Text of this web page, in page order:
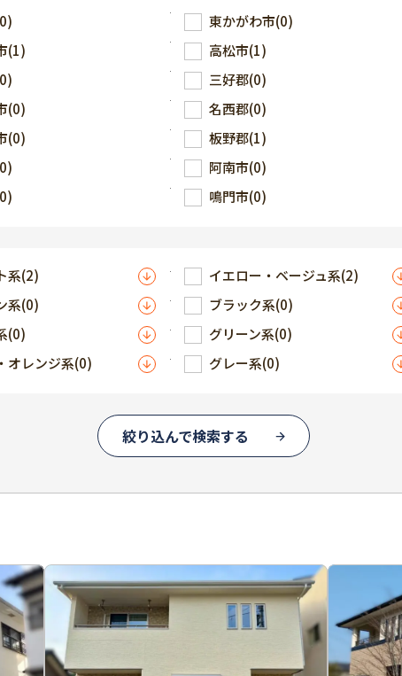
東かがわ市(0)
(1) 高松市(1)
三好郡(0)
(0) 名西郡(0)
(0) 板野郡(1)
阿南市(0)
鳴門市(0)
系(2) イエロー・ベージュ系(2)
系(0) ブラック系(0)
(0) グリーン系(0)
オレンジ系(0) グレー系(0)
絞り込んで検索する